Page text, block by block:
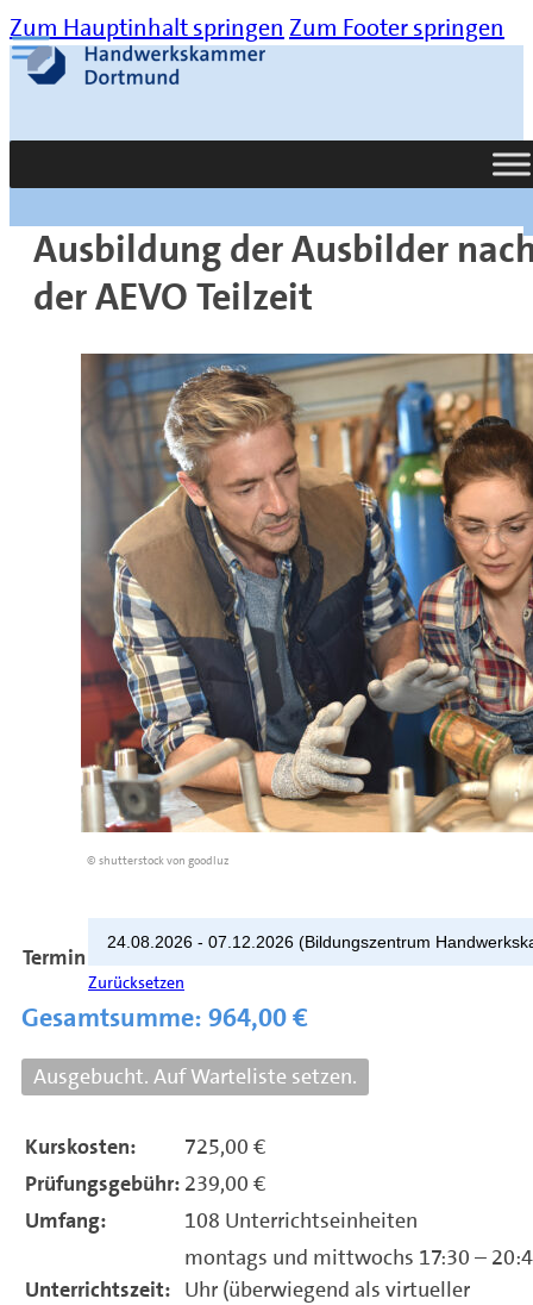
Zum Hauptinhalt springen Zum Footer springen
Suche
Ausbildung der Ausbilder
der AEVO Teilzeit
© shutterstock von goodluz
Termin
Zurücksetzen
Gesamtsumme: 964,00€
Ausgebucht. Auf Warteliste setzen.
Kurskosten:
725,00 €
Prüfungsgebühr: 239,00 €
Umfang:
108 Unterrichtseinheiten
Unterrichtszeit:
montags und mittwochs 17:30 –
Uhr (überwiegend als virtueller